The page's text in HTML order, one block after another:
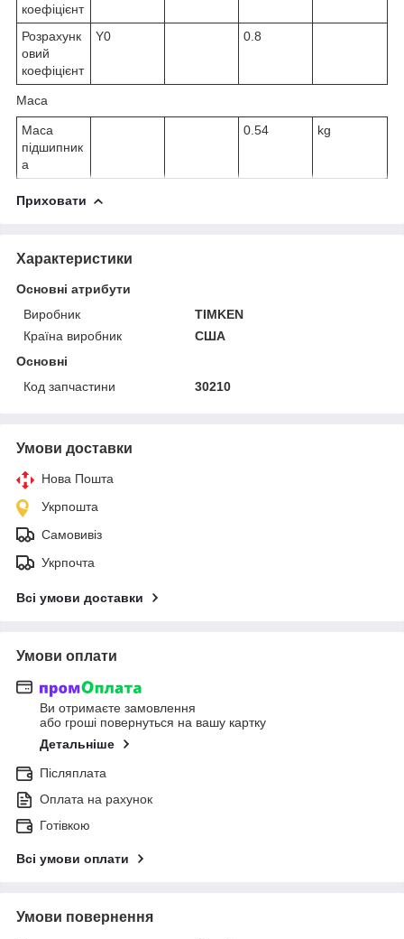
коефіцієнт
Розрахунк
овий
коефіцієнт
Y0 0.8
Маса
Маса
підшипник
а
0.54 kg
Приховати
Характеристики
Основні атрибути
Виробник
TIMKEN
Країна виробник
США
Основні
Код запчастини
30210
Умови доставки
Нова Пошта
Укрпошта
Самовивіз
Укрпочта
Всі умови доставки
Умови оплати
Ви отримаєте замовлення
або гроші повернуться на вашу картку
Детальніше
Післяплата
Оплата на рахунок
Готівкою
Всі умови оплати
Умови повернення